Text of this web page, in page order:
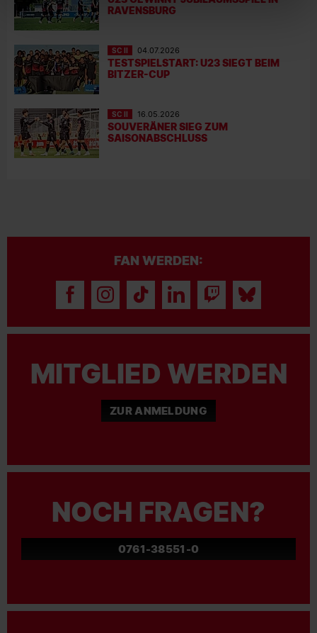
RAVENSBURG
SC II 04.07.2026
TESTSPIELSTART: U23 SIEGT BEIM
BITZER-CUP
SC II 16.05.2026
SOUVERÄNER SIEG ZUM
SAISONABSCHLUSS
FAN WERDEN:
MITGLIED WERDEN
ZUR ANMELDUNG
NOCH FRAGEN?
0761-38551-0